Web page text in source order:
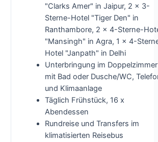
"Clarks Amer" in Jaipur, 2 x 3-
Sterne-Hotel "Tiger Den" in
Ranthambore, 2 x 4-Sterne-
"Mansingh" in Agra, 1 x 4-
Hotel "Janpath" in Delhi
Unterbringung im Doppelzimmer
mit Bad oder Dusche/WC,
und Klimaanlage
Täglich Frühstück, 16 x
Abendessen
Rundreise und Transfers im
klimatisierten Reisebus